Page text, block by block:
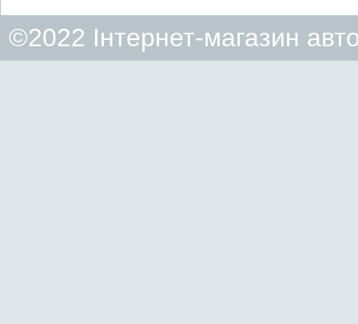
©2022 Інтернет-магазин